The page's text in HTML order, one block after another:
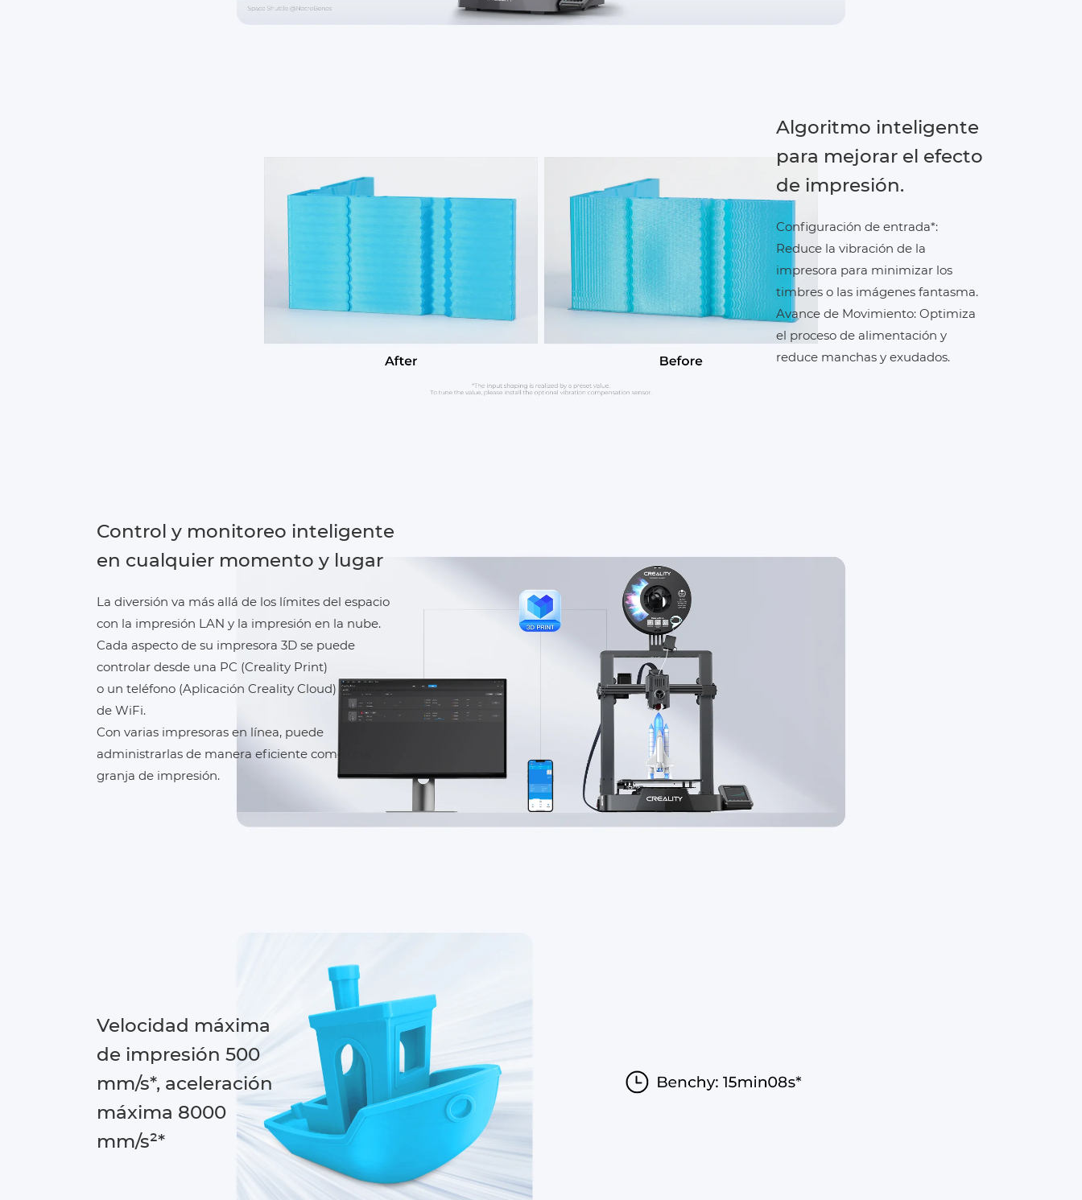
Algoritmo inteligente
para mejorar el efecto
de impresión.
Configuración de entrada*:
Reduce la vibración de la
impresora para minimizar los
timbres o las imágenes fantasma.
Avance de Movimiento: Optimiza
el proceso de alimentación y
reduce manchas y exudados.
Control y monitoreo inteligente
en cualquier momento y lugar
La diversión va más allá de los límites del espacio
con la impresión LAN y la impresión en la nube.
Cada aspecto de su impresora 3D se puede
controlar desde una PC (Creality Print)
o un teléfono (Aplicación Creality Cloud) a través
de WiFi.
Con varias impresoras en línea, puede
administrarlas de manera eficiente como una
granja de impresión.
Velocidad máxima
de impresión 500
mm/s*, aceleración
máxima 8000
mm/s²*